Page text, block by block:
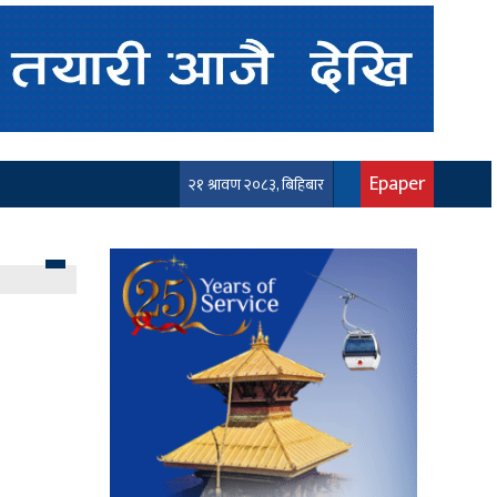
२१ श्रावण २०८३, बिहिबार Epaper